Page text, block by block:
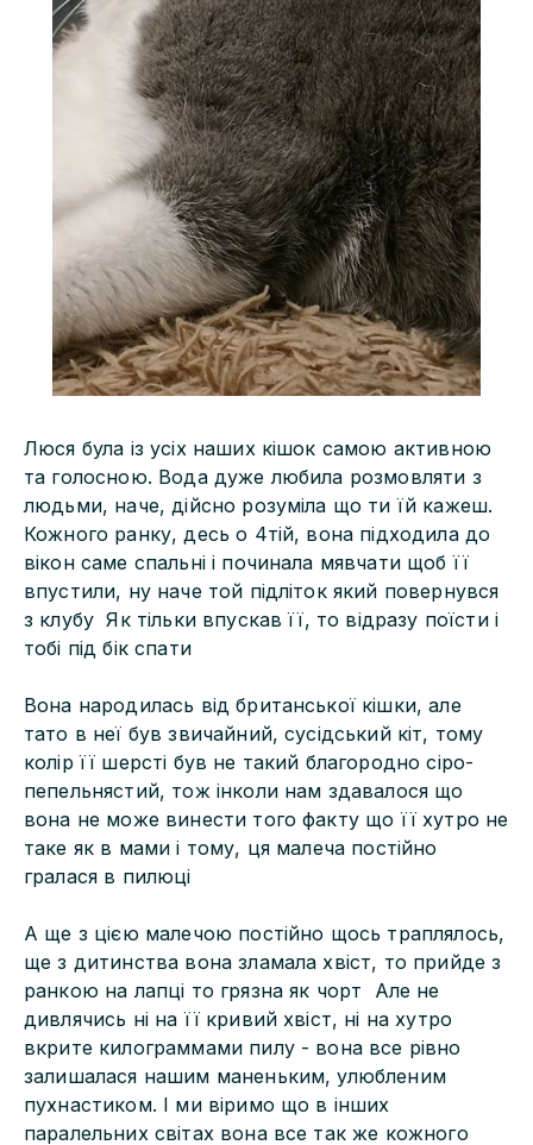
Люся була із усіх наших кішок самою активною
та голосною. Вода дуже любила розмовляти з
людьми, наче, дійсно розуміла що ти їй кажеш.
Кожного ранку, десь о 4тій, вона підходила до
вікон саме спальні і починала мявчати щоб її
впустили, ну наче той підліток який повернувся
з клубу Як тільки впускав її, то відразу поїсти і
тобі під бік спати
Вона народилась від британської кішки, але
тато в неї був звичайний, сусідський кіт, тому
колір її шерсті був не такий благородно сіро-
пепельнястий, тож інколи нам здавалося що
вона не може винести того факту що її хутро не
таке як в мами і тому, ця малеча постійно
гралася в пилюці
А ще з цією малечою постійно щось траплялось,
ще з дитинства вона зламала хвіст, то прийде з
ранкою на лапці то грязна як чорт Але не
дивлячись ні на її кривий хвіст, ні на хутро
вкрите килограммами пилу - вона все рівно
залишалася нашим маненьким, улюбленим
пухнастиком. І ми віримо що в інших
паралельних світах вона все так же кожного